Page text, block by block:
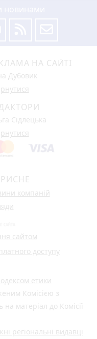
НА САЙТІ
Дубовик
Сідлецька
компаній
сайтом
доступу
етики
Комісією з
матеріал до Комісії
регіональні видавці